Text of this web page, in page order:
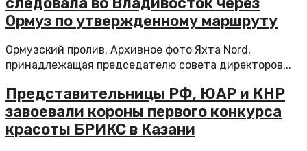
Ормуз по утвержденному маршруту
Ормузский пролив. Архивное фото Яхта Nord,
принадлежащая председателю совета директоров...
Представительницы РФ, ЮАР и КНР
завоевали короны первого конкурса
красоты БРИКС в Казани